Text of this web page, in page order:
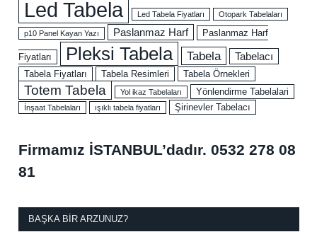
Led Tabela Led Tabela Fiyatları Otopark Tabelaları
p10 Panel Kayan Yazı Paslanmaz Harf Paslanmaz Harf
Fiyatları Pleksi Tabela Tabela Tabelacı
Tabela Fiyatları Tabela Resimleri Tabela Örnekleri
Totem Tabela Yol ikaz Tabelaları Yönlendirme Tabelalari
İnşaat Tabelaları ışıklı tabela fiyatları Şirinevler Tabelacı
Firmamız İSTANBUL’dadır. 0532 278 08
81
BAŞKA BIR ARZUNUZ?